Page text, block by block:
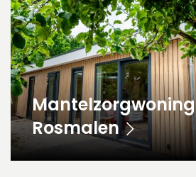
Mantelzorgwoning
Rosmalen